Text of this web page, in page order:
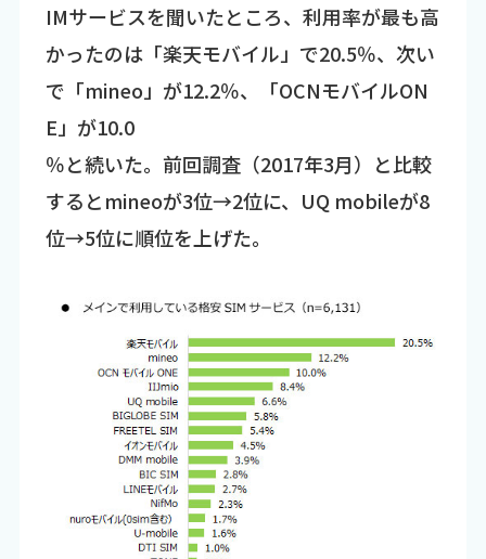
IMサービスを聞いたところ、利用率が最も高
かったのは「楽天モバイル」で20.5％、次い
で「mineo」が12.2％、「OCNモバイルON
E」が10.0
％と続いた。前回調査（2017年3月）と比較
するとmineoが3位→2位に、UQ mobileが8
位→5位に順位を上げた。